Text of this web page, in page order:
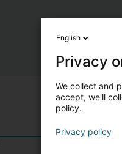
English
Privacy
We collect and
accept, we'll
policy.
Privacy policy